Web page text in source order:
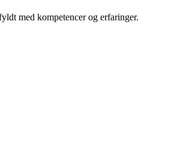
med kompetencer og erfaringer.